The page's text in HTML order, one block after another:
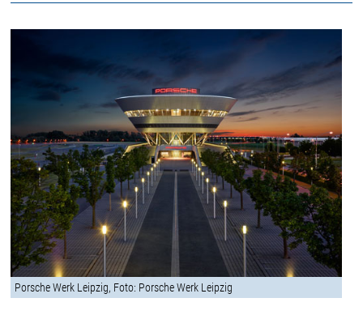
Porsche Werk Leipzig, Foto: Porsche Werk Leipzig